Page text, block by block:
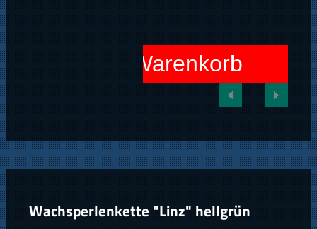
In den Warenkorb
Wachsperlenkette "Linz" hellgrün